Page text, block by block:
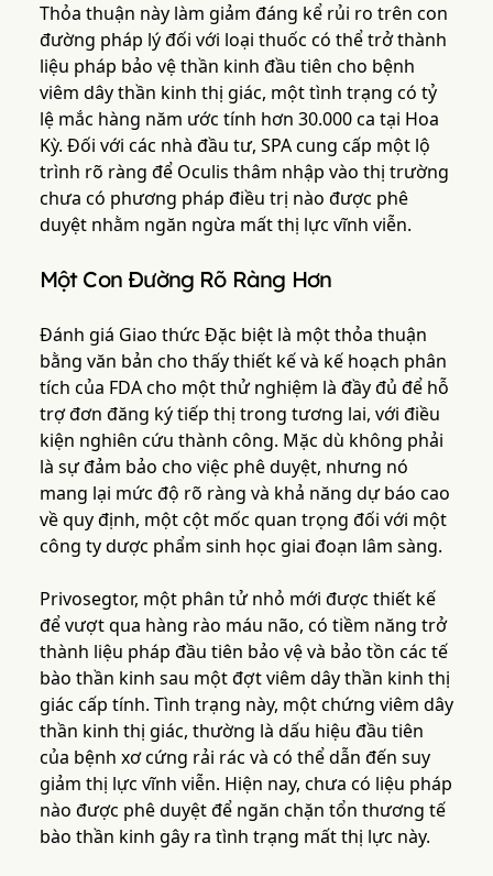
Thỏa thuận này làm giảm đáng kể rủi ro trên con
đường pháp lý đối với loại thuốc có thể trở thành
liệu pháp bảo vệ thần kinh đầu tiên cho bệnh
viêm dây thần kinh thị giác, một tình trạng có tỷ
lệ mắc hàng năm ước tính hơn 30.000 ca tại Hoa
Kỳ. Đối với các nhà đầu tư, SPA cung cấp một lộ
trình rõ ràng để Oculis thâm nhập vào thị trường
chưa có phương pháp điều trị nào được phê
duyệt nhằm ngăn ngừa mất thị lực vĩnh viễn.
Một Con Đường Rõ Ràng Hơn
Đánh giá Giao thức Đặc biệt là một thỏa thuận
bằng văn bản cho thấy thiết kế và kế hoạch phân
tích của FDA cho một thử nghiệm là đầy đủ để hỗ
trợ đơn đăng ký tiếp thị trong tương lai, với điều
kiện nghiên cứu thành công. Mặc dù không phải
là sự đảm bảo cho việc phê duyệt, nhưng nó
mang lại mức độ rõ ràng và khả năng dự báo cao
về quy định, một cột mốc quan trọng đối với một
công ty dược phẩm sinh học giai đoạn lâm sàng.
Privosegtor, một phân tử nhỏ mới được thiết kế
để vượt qua hàng rào máu não, có tiềm năng trở
thành liệu pháp đầu tiên bảo vệ và bảo tồn các tế
bào thần kinh sau một đợt viêm dây thần kinh thị
giác cấp tính. Tình trạng này, một chứng viêm dây
thần kinh thị giác, thường là dấu hiệu đầu tiên
của bệnh xơ cứng rải rác và có thể dẫn đến suy
giảm thị lực vĩnh viễn. Hiện nay, chưa có liệu pháp
nào được phê duyệt để ngăn chặn tổn thương tế
bào thần kinh gây ra tình trạng mất thị lực này.